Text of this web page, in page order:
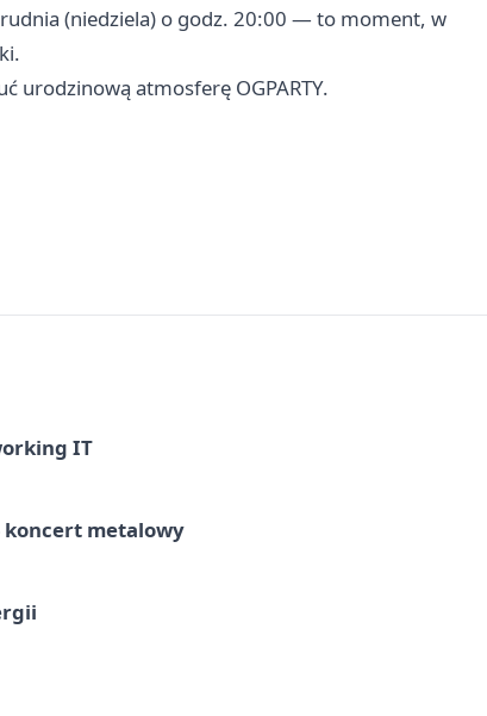
(niedziela) o godz. 20:00 — to moment, w
urodzinową atmosferę OGPARTY.
IT
koncert metalowy